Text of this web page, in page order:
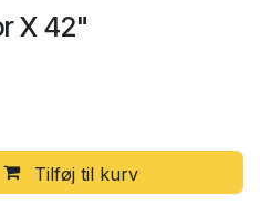
X 42"
Tilføj til kurv